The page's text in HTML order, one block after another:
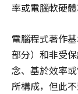
率或電腦軟硬
電腦程式著作
部分）和非受
念、基於效率
所構成，但此